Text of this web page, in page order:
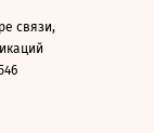
связи,